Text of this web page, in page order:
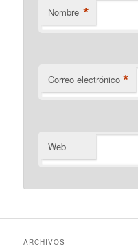
Nombre *
Correo electrónico *
Web
ARCHIVOS